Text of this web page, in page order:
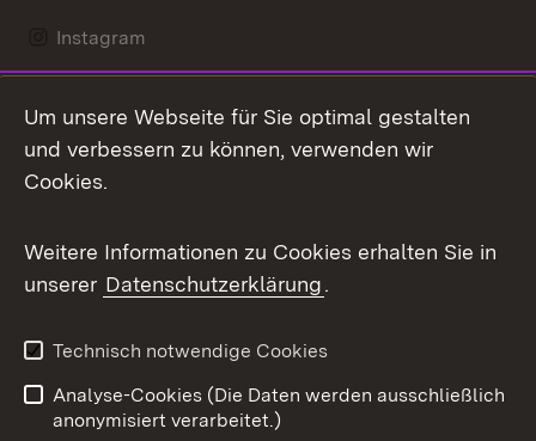
Instagram
Mastodon
Messenger
Social Wall
X / Twitter
Youtube
Um unsere Webseite für Sie optimal gestalten
und verbessern zu können, verwenden wir
Cookies.
Weitere Informationen zu Cookies erhalten Sie in
unserer Datenschutzerklärung.
Technisch notwendige Cookies
Analyse-Cookies (Die Daten werden ausschließlich
anonymisiert verarbeitet.)